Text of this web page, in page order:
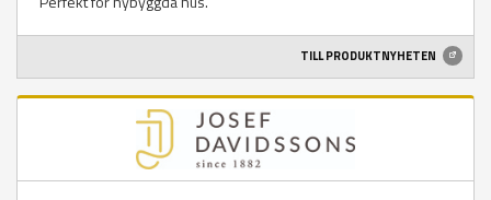
TILL PRODUKTNYHETEN